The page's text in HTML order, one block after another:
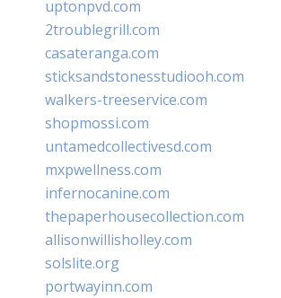
uptonpvd.com
2troublegrill.com
casateranga.com
sticksandstonesstudiooh.com
walkers-treeservice.com
shopmossi.com
untamedcollectivesd.com
mxpwellness.com
infernocanine.com
thepaperhousecollection.com
allisonwillisholley.com
solslite.org
portwayinn.com